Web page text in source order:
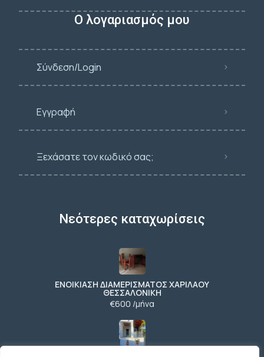
Ο λογαριασμός μου
Σύνδεση/Login
Εγγραφή
Ξεχάσατε τον κωδικό σας;
Νεότερες καταχωρίσεις
ΕΝΟΙΚΙΑΣΗ ΔΙΑΜΕΡΙΣΜΑΤΟΣ ΧΑΡΙΛΑΟΥ
ΘΕΣΣΑΛΟΝΙΚΗ
€600 /μήνα